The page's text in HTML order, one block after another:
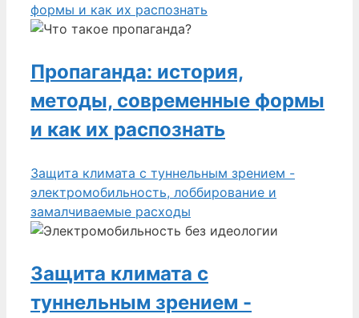
формы и как их распознать
Пропаганда: история,
методы, современные формы
и как их распознать
Защита климата с туннельным зрением -
электромобильность, лоббирование и
замалчиваемые расходы
Защита климата с
туннельным зрением -